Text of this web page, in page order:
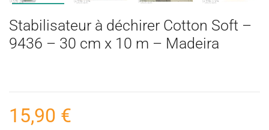
Stabilisateur à déchirer Cotton Soft –
9436 – 30 cm x 10 m – Madeira
15,90 €